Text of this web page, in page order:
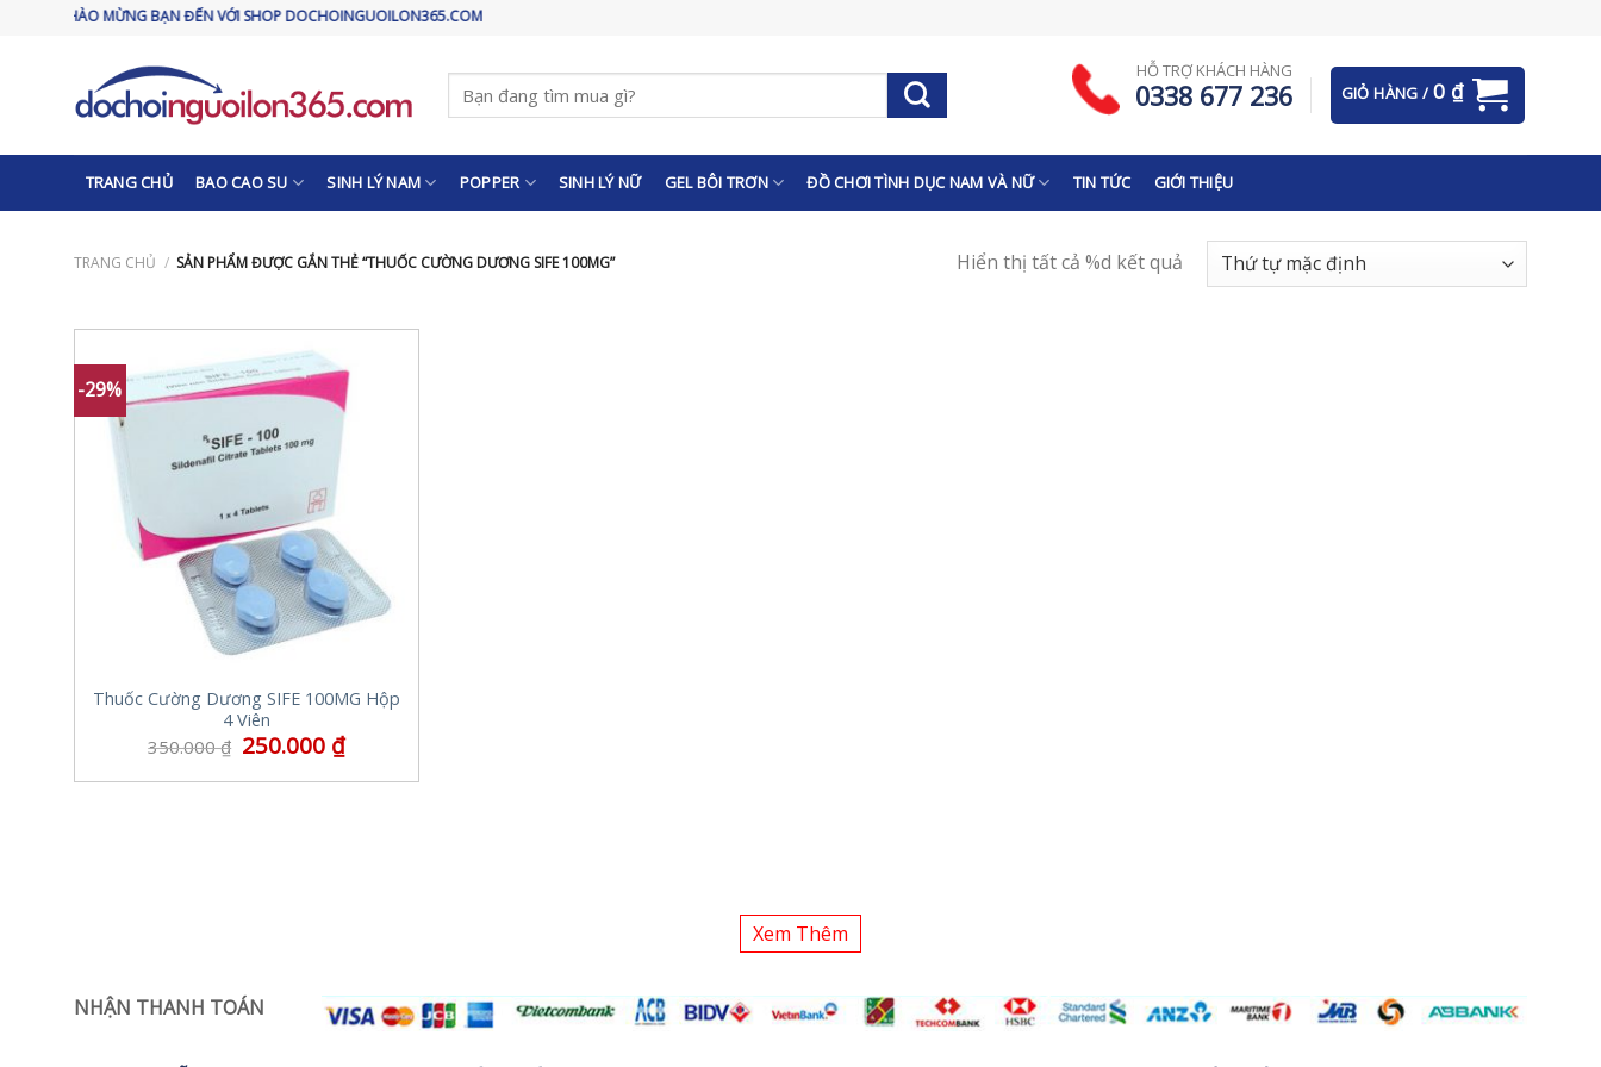
CHÀO MỪNG BẠN ĐẾN VỚI SHOP DOCHOINGUOILON365.COM
Tìm
kiếm:
HỖ TRỢ KHÁCH HÀNG
0338 677 236 GIỎ HÀNG / 0 ₫
TRANG CHỦ BAO CAO SU SINH LÝ NAM POPPER SINH LÝ NỮ GEL BÔI TRƠN ĐỒ CHƠI TÌNH DỤC NAM VÀ NỮ TIN TỨC GIỚI THIỆU
TRANG CHỦ / SẢN PHẨM ĐƯỢC GẮN THẺ “THUỐC CƯỜNG DƯƠNG SIFE 100MG” Hiển thị tất cả %d kết quả
-29%
Thuốc Cường Dương SIFE 100MG Hộp
4 Viên
350.000₫ 250.000 ₫
Xem Thêm
NHẬN THANH TOÁN